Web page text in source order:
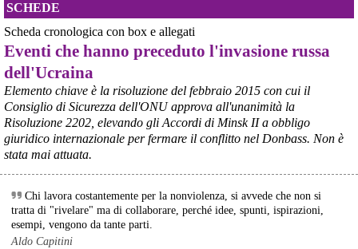
@peacelink - 9/8/2026 17:43
Il segretario dell'ONU Guterres ha condannato gli attacchi russi
contro Kiev come "una violazione del diritto internazionale
umanitario", definendo il 4 agosto la "giornata più letale" per i civili
ucraini dall'inizio dell'anno, con 17 morti e oltre 44 feriti in un solo
attacco .
Nei primi 6 mesi del 2026, l'ONU ha confermato quasi 1.400 civili
ucraini uccisi e quasi 8.000 feriti a causa degli attacchi russi , un
aumento del 37% rispetto allo stesso periodo del 2025
#Ucraina #ONU
Il 9 agosto 1945, gli Stati Uniti sganciarono una seconda bomba
atomica (chiamata "Fat Man") sulla città giapponese di Nagasaki.
L'attacco nucleare avvenne a tre giorni di distanza da quello di
Hiroshima, distrusse gran parte della città e causò la morte di
SCHEDE
Scheda cronologica con box e allegati
Eventi che hanno preceduto l'invasione russa
dell'Ucraina
Elemento chiave è la risoluzione del febbraio 2015 con cui il
Consiglio di Sicurezza dell'ONU approva all'unanimità la
Risoluzione 2202, elevando gli Accordi di Minsk II a obbligo
giuridico internazionale per fermare il conflitto nel Donbass. Non è
stata mai attuata.
Chi lavora costantemente per la nonviolenza, si avvede che non si
tratta di "rivelare" ma di collaborare, perché idee, spunti, ispirazioni,
esempi, vengono da tante parti.
Aldo Capitini